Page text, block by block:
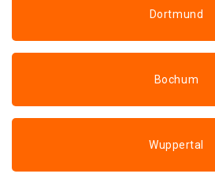
Dortmund
Bochum
Wuppertal